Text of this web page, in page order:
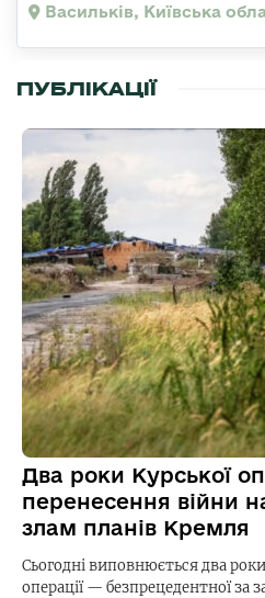
Васильків, Київська
ПУБЛІКАЦІЇ
Два роки Курської
перенесення війни
злам планів Кремля
Сьогодні виповнюється два
операції — безпрецедентної за